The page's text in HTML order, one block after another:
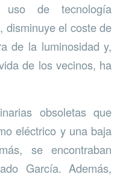
uso de tecnología
disminuye el coste de
de la luminosidad y,
de los vecinos, ha
obsoletas que
eléctrico y una baja
se encontraban
García. Además,